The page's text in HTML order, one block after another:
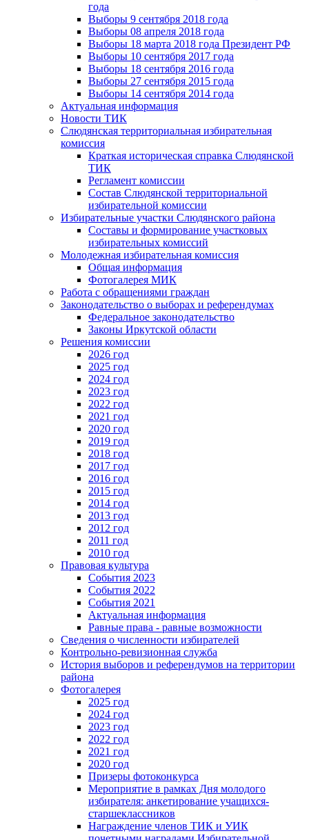
года
Выборы 9 сентября 2018 года
Выборы 08 апреля 2018 года
Выборы 18 марта 2018 года Президент РФ
Выборы 10 сентября 2017 года
Выборы 18 сентября 2016 года
Выборы 27 сентября 2015 года
Выборы 14 сентября 2014 года
Актуальная информация
Новости ТИК
Слюдянская территориальная избирательная
комиссия
Краткая историческая справка Слюдянской
ТИК
Регламент комиссии
Состав Слюдянской территориальной
избирательной комиссии
Избирательные участки Слюдянского района
Составы и формирование участковых
избирательных комиссий
Молодежная избирательная комиссия
Общая информация
Фотогалерея МИК
Работа с обращениями граждан
Законодательство о выборах и референдумах
Федеральное законодательство
Законы Иркутской области
Решения комиссии
2026 год
2025 год
2024 год
2023 год
2022 год
2021 год
2020 год
2019 год
2018 год
2017 год
2016 год
2015 год
2014 год
2013 год
2012 год
2011 год
2010 год
Правовая культура
События 2023
События 2022
События 2021
Актуальная информация
Равные права - равные возможности
Сведения о численности избирателей
Контрольно-ревизионная служба
История выборов и референдумов на территории
района
Фотогалерея
2025 год
2024 год
2023 год
2022 год
2021 год
2020 год
Призеры фотоконкурса
Мероприятие в рамках Дня молодого
избирателя: анкетирование учащихся-
старшеклассников
Награждение членов ТИК и УИК